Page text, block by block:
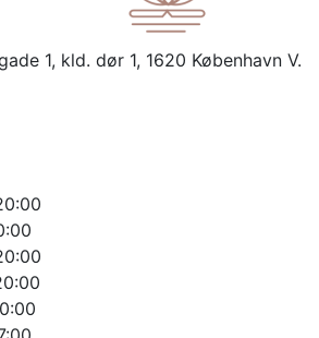
1, kld. dør 1, 1620 København V.